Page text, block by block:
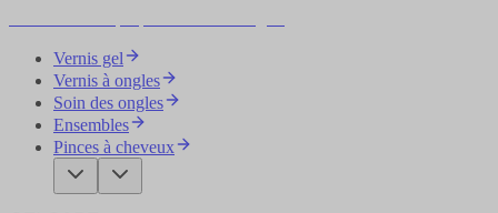
Vernis gel
Vernis à ongles
Soin des ongles
Ensembles
Pinces à cheveux